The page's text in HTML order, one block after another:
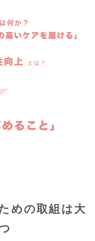
めの取組は大